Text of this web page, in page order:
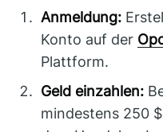
Anmeldung:
Konto auf der
Plattform.
Geld einzahlen:
mindestens 250